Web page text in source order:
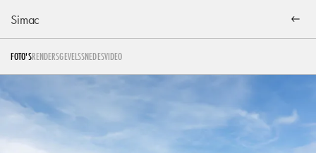
Simac
FOTO'SRENDERSGEVELSSNEDESVIDEO